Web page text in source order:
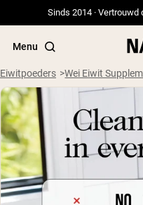
Sinds 2014 ·
Menu
Populaire Zoektermen
”Protein Powder“
”Overnight Oats“
”Vegan protein“
Eiwitpoeders Wei Eiwit